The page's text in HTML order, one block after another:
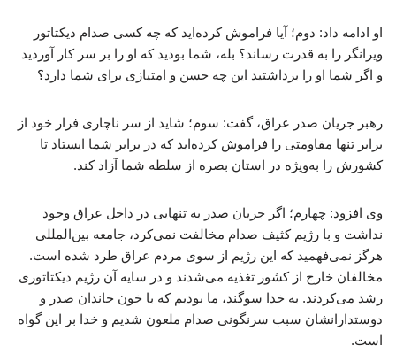
او ادامه داد: دوم؛ آیا فراموش کرده‌اید که چه کسی صدام دیکتاتور
ویرانگر را به قدرت رساند؟ بله، شما بودید که او را بر سر کار آوردید
و اگر شما او را برداشتید این چه حسن و امتیازی برای شما دارد؟
رهبر جریان صدر عراق، گفت: سوم؛ شاید از سر ناچاری فرار خود از
برابر تنها مقاومتی را فراموش کرده‌اید که در برابر شما ایستاد تا
کشورش را به‌ویژه در استان بصره از سلطه شما آزاد کند.
وی افزود: چهارم؛ اگر جریان صدر به‌ تنهایی در داخل عراق وجود
نداشت و با رژیم کثیف صدام مخالفت نمی‌کرد، جامعه بین‌المللی
هرگز نمی‌فهمید که این رژیم از سوی مردم عراق طرد شده است.
مخالفان خارج از کشور تغذیه می‌شدند و در سایه آن رژیم دیکتاتوری
رشد می‌کردند. به خدا سوگند، ما بودیم که با خون خاندان صدر و
دوستدارانشان سبب سرنگونی صدام ملعون شدیم و خدا بر این گواه
است.